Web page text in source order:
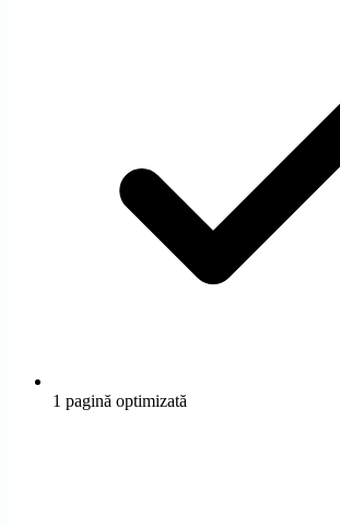
Promovare Facebook Ads
Ajungi la audiența relevantă pe social
Cazuri de Succes
1 pagină optimizată